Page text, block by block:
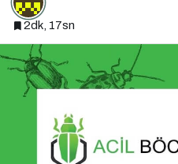
2dk, 17sn